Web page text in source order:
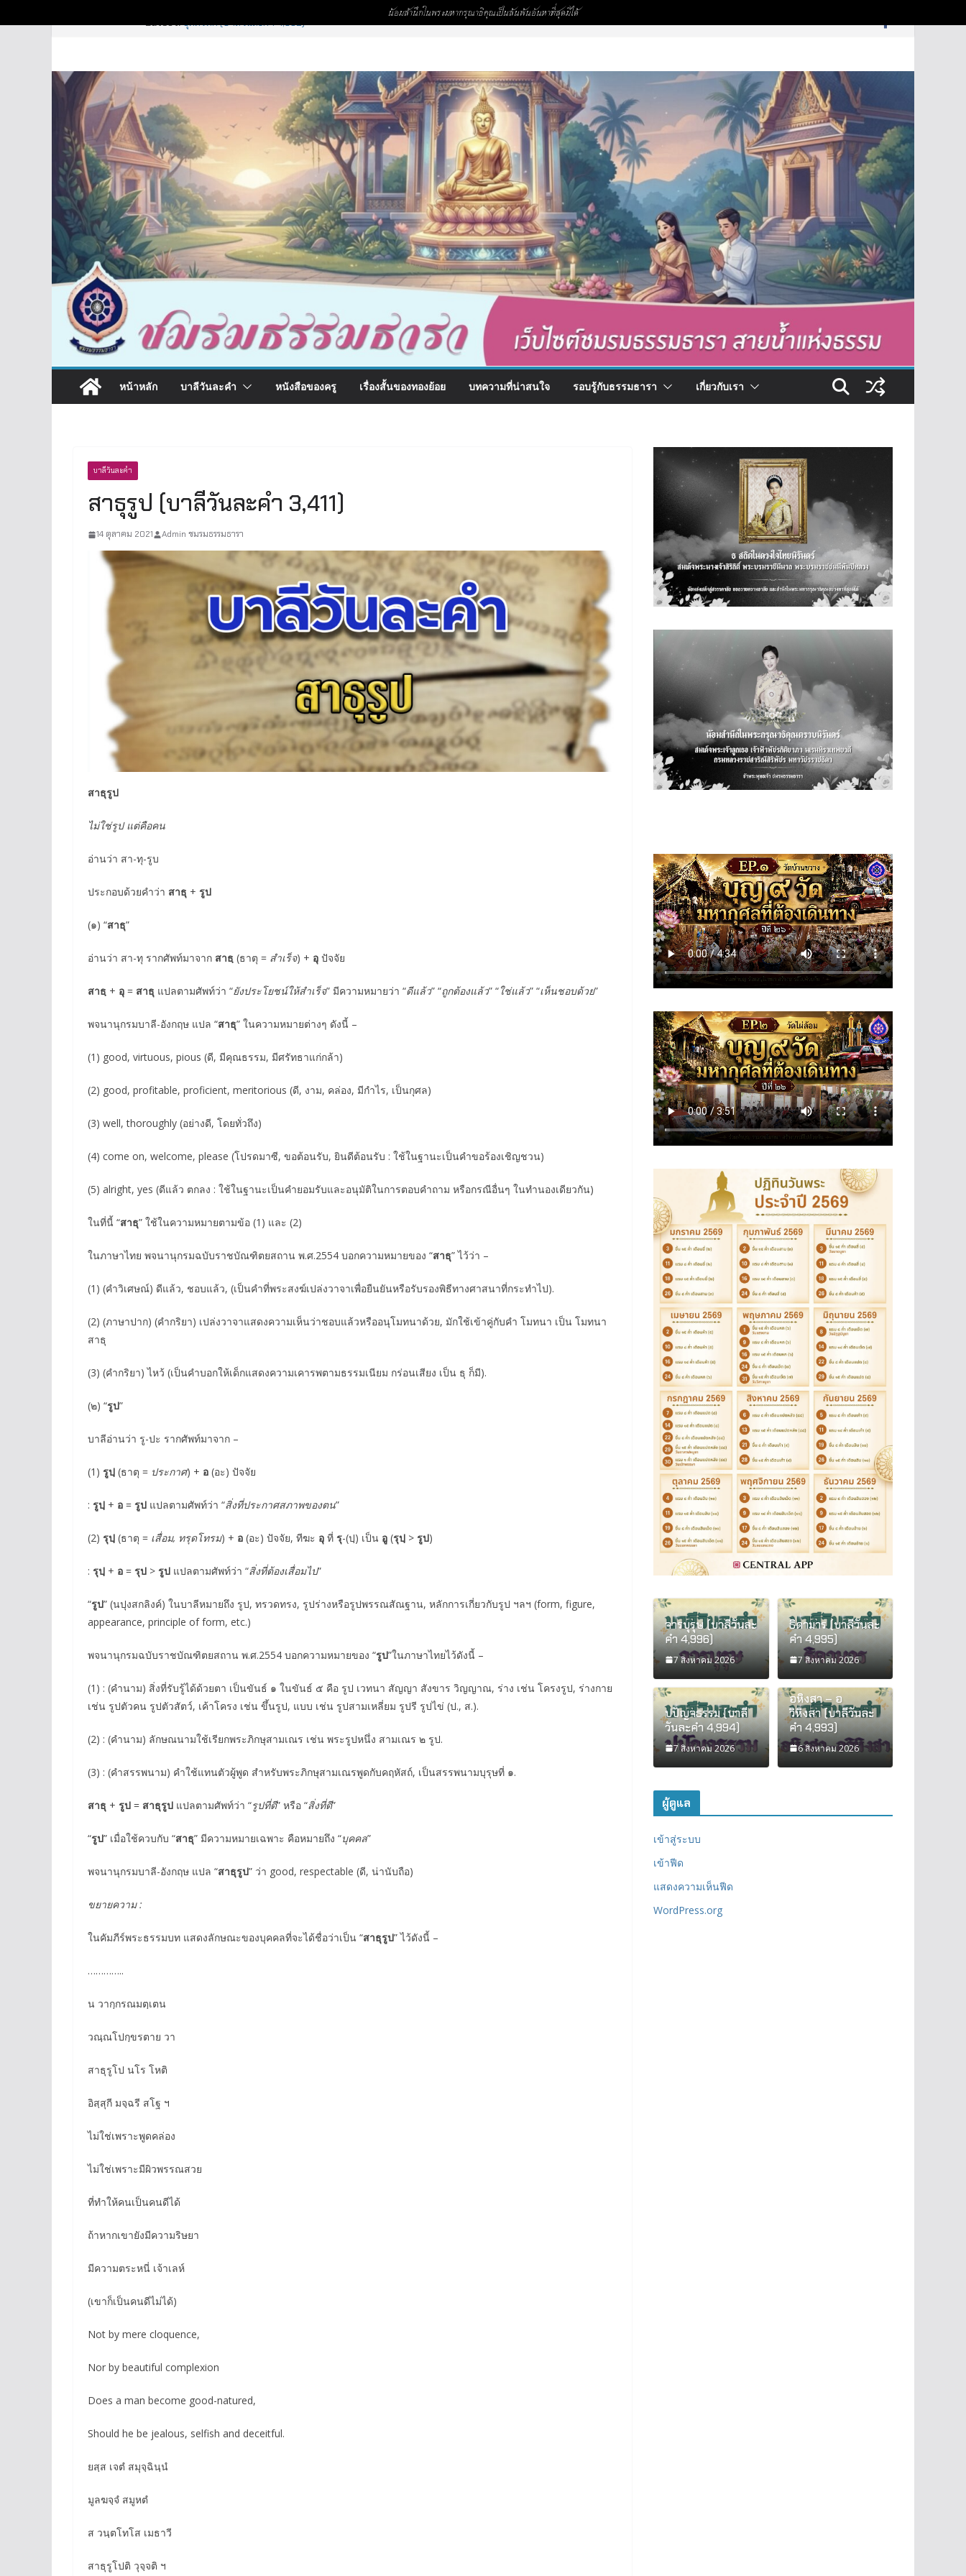
อหิงสา – อวิหิงสา (บาลีวันละคำ 4,993)
หน้าหลัก บาลีวันละคำ หนังสือของครู เรื่องสั้นของทองย้อย บทความที่น่าสนใจ รอบรู้กับธรรมธารา เกี่ยวกับเรา
บาลีวันละคำ
สาธุรูป (บาลีวันละคำ 3,411)
14 ตุลาคม 2021 Admin ชมรมธรรมธารา
สาธุรูป
ไม่ใช่รูป แต่คือคน
อ่านว่า สา-ทุ-รูบ
ประกอบด้วยคำว่า สาธุ + รูป
(๑) “สาธุ”
อ่านว่า สา-ทุ รากศัพท์มาจาก สาธฺ (ธาตุ = สำเร็จ) + อุ ปัจจัย
สาธฺ + อุ = สาธุ แปลตามศัพท์ว่า “ยังประโยชน์ให้สำเร็จ” มีความหมายว่า “ดีแล้ว” “ถูกต้องแล้ว” “ใช่แล้ว” “เห็นชอบด้วย”
พจนานุกรมบาลี-อังกฤษ แปล “สาธุ” ในความหมายต่างๆ ดังนี้ –
(1) good, virtuous, pious (ดี, มีคุณธรรม, มีศรัทธาแก่กล้า)
(2) good, profitable, proficient, meritorious (ดี, งาม, คล่อง, มีกำไร, เป็นกุศล)
(3) well, thoroughly (อย่างดี, โดยทั่วถึง)
(4) come on, welcome, please (โปรดมาซี, ขอต้อนรับ, ยินดีต้อนรับ : ใช้ในฐานะเป็นคำขอร้องเชิญชวน)
(5) alright, yes (ดีแล้ว ตกลง : ใช้ในฐานะเป็นคำยอมรับและอนุมัติในการตอบคำถาม หรือกรณีอื่นๆ ในทำนองเดียวกัน)
ในที่นี้ “สาธุ” ใช้ในความหมายตามข้อ (1) และ (2)
ในภาษาไทย พจนานุกรมฉบับราชบัณฑิตยสถาน พ.ศ.2554 บอกความหมายของ “สาธุ” ไว้ว่า –
(1) (คำวิเศษณ์) ดีแล้ว, ชอบแล้ว, (เป็นคําที่พระสงฆ์เปล่งวาจาเพื่อยืนยันหรือรับรองพิธีทางศาสนาที่กระทําไป).
(2) (ภาษาปาก) (คำกริยา) เปล่งวาจาแสดงความเห็นว่าชอบแล้วหรืออนุโมทนาด้วย, มักใช้เข้าคู่กับคำ โมทนา เป็น โมทนา
สาธุ
(3) (คำกริยา) ไหว้ (เป็นคําบอกให้เด็กแสดงความเคารพตามธรรมเนียม กร่อนเสียง เป็น ธุ ก็มี).
(๒) “รูป”
บาลีอ่านว่า รู-ปะ รากศัพท์มาจาก –
(1) รูปฺ (ธาตุ = ประกาศ) + อ (อะ) ปัจจัย
: รูปฺ + อ = รูป แปลตามศัพท์ว่า “สิ่งที่ประกาศสภาพของตน”
(2) รุปฺ (ธาตุ = เสื่อม, ทรุดโทรม) + อ (อะ) ปัจจัย, ทีฆะ อุ ที่ รุ-(ปฺ) เป็น อู (รุปฺ > รูป)
: รุปฺ + อ = รุป > รูป แปลตามศัพท์ว่า “สิ่งที่ต้องเสื่อมไป”
“รูป” (นปุงสกลิงค์) ในบาลีหมายถึง รูป, ทรวดทรง, รูปร่างหรือรูปพรรณสัณฐาน, หลักการเกี่ยวกับรูป ฯลฯ (form, figure,
appearance, principle of form, etc.)
พจนานุกรมฉบับราชบัณฑิตยสถาน พ.ศ.2554 บอกความหมายของ “รูป”ในภาษาไทยไว้ดังนี้ –
(1) : (คำนาม) สิ่งที่รับรู้ได้ด้วยตา เป็นขันธ์ ๑ ในขันธ์ ๕ คือ รูป เวทนา สัญญา สังขาร วิญญาณ, ร่าง เช่น โครงรูป, ร่างกาย
เช่น รูปตัวคน รูปตัวสัตว์, เค้าโครง เช่น ขึ้นรูป, แบบ เช่น รูปสามเหลี่ยม รูปรี รูปไข่ (ป., ส.).
(2) : (คำนาม) ลักษณนามใช้เรียกพระภิกษุสามเณร เช่น พระรูปหนึ่ง สามเณร ๒ รูป.
(3) : (คำสรรพนาม) คำใช้แทนตัวผู้พูด สำหรับพระภิกษุสามเณรพูดกับคฤหัสถ์, เป็นสรรพนามบุรุษที่ ๑.
สาธุ + รูป = สาธุรูป แปลตามศัพท์ว่า “รูปที่ดี” หรือ “สิ่งที่ดี”
“รูป” เมื่อใช้ควบกับ “สาธุ” มีความหมายเฉพาะ คือหมายถึง “บุคคล”
พจนานุกรมบาลี-อังกฤษ แปล “สาธุรูป” ว่า good, respectable (ดี, น่านับถือ)
ขยายความ :
ในคัมภีร์พระธรรมบท แสดงลักษณะของบุคคลที่จะได้ชื่อว่าเป็น “สาธุรูป” ไว้ดังนี้ –
…………..
น วากฺกรณมตฺเตน
วณฺณโปกฺขรตาย วา
สาธุรูโป นโร โหติ
อิสฺสุกี มจฺฉรี สโฐ ฯ
ไม่ใช่เพราะพูดคล่อง
ไม่ใช่เพราะมีผิวพรรณสวย
ที่ทำให้คนเป็นคนดีได้
ถ้าหากเขายังมีความริษยา
มีความตระหนี่ เจ้าเลห์
(เขาก็เป็นคนดีไม่ได้)
Not by mere cloquence,
Nor by beautiful complexion
Does a man become good-natured,
Should he be jealous, selfish and deceitful.
ยสฺส เจตํ สมุจฺฉินฺนํ
มูลฆจฺจํ สมูหตํ
ส วนฺตโทโส เมธาวี
สาธุรูโปติ วุจฺจติ ฯ
จารบุรุษ (บาลีวันละ
คำ 4,996)
7 สิงหาคม 2026
ธิดามาร (บาลีวันละ
คำ 4,995)
7 สิงหาคม 2026
ปปัญจธรรม (บาลี
วันละคำ 4,994)
7 สิงหาคม 2026
อหิงสา – อ
วิหิงสา (บาลีวันละ
คำ 4,993)
6 สิงหาคม 2026
ผู้ดูแล
เข้าสู่ระบบ
เข้าฟีด
แสดงความเห็นฟีด
WordPress.org
น้อมสำนึกในพระมหากรุณาธิคุณเป็นล้นพ้นอันหาที่สุดมิได้